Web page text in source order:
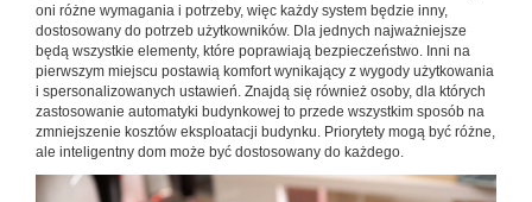
oni różne wymagania i potrzeby, więc każdy system będzie inny,
dostosowany do potrzeb użytkowników. Dla jednych najważniejsze
będą wszystkie elementy, które poprawiają bezpieczeństwo. Inni na
pierwszym miejscu postawią komfort wynikający z wygody użytkowania
i spersonalizowanych ustawień. Znajdą się również osoby, dla których
zastosowanie automatyki budynkowej to przede wszystkim sposób na
zmniejszenie kosztów eksploatacji budynku. Priorytety mogą być różne,
ale inteligentny dom może być dostosowany do każdego.